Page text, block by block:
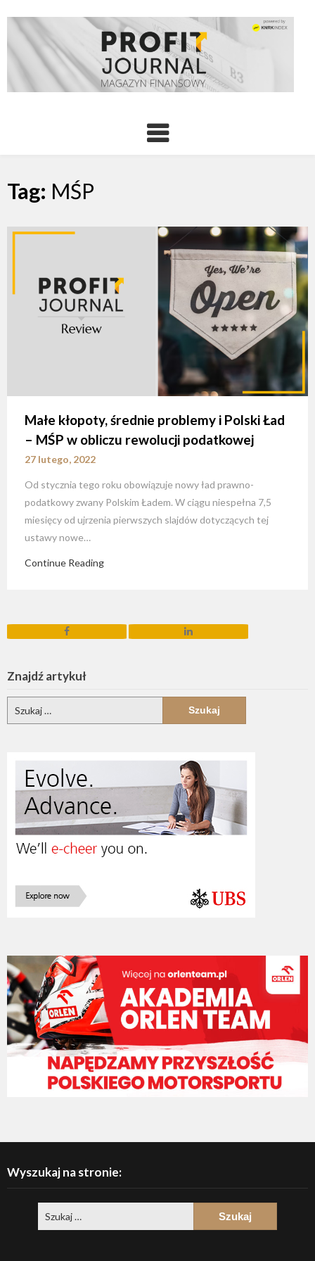
Tag: MŚP
Małe kłopoty, średnie problemy i Polski Ład
– MŚP w obliczu rewolucji podatkowej
27 lutego, 2022
Od stycznia tego roku obowiązuje nowy ład prawno-
podatkowy zwany Polskim Ładem. W ciągu niespełna 7,5
miesięcy od ujrzenia pierwszych slajdów dotyczących tej
ustawy nowe…
Continue Reading
Znajdź artykuł
Wyszukaj na stronie: